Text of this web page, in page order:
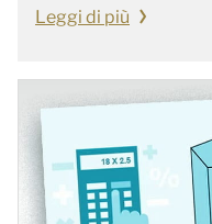
Leggi di più